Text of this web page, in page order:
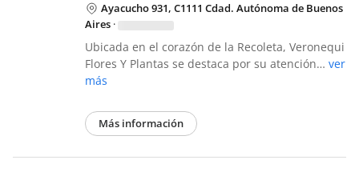
Ayacucho 931, C1111 Cdad. Autónoma de Buenos
Aires ·
Ubicada en el corazón de la Recoleta, Veronequi
Flores Y Plantas se destaca por su atención… ver
más
Más información